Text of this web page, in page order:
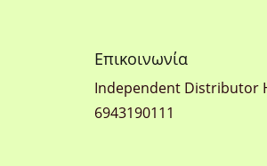
Eπικοινωνία
Ιndependent Distributor
6943190111